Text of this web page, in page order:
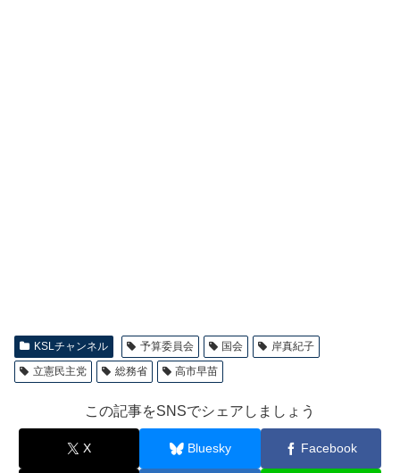
KSLチャンネル 予算委員会 国会
岸真紀子
立憲民主党
総務省 高市早苗
この記事をSNSでシェアしましょう
X Bluesky Facebook